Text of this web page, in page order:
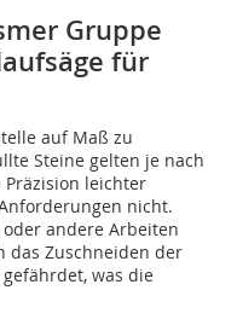
Gruppe
für
auf Maß zu
Steine gelten je nach
leichter
nicht.
andere Arbeiten
Zuschneiden der
was die